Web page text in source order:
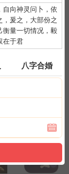
自向神灵问卜，依
爰之，大部份之
衡量一切情况，毅
在于君
八字合婚
前要专心一致，
津。
掷到笑杯的机率
或者后，晚上十
最准确；房事后